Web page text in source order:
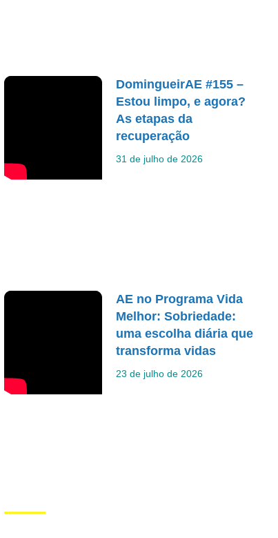
DomingueirAE #155 –
Estou limpo, e agora?
As etapas da
recuperação
31 de julho de 2026
AE no Programa Vida
Melhor: Sobriedade:
uma escolha diária que
transforma vidas
23 de julho de 2026